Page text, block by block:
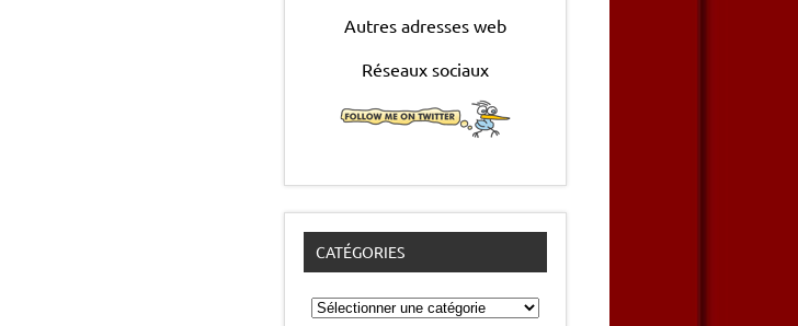
Autres adresses web
Réseaux sociaux
CATÉGORIES
Catégories